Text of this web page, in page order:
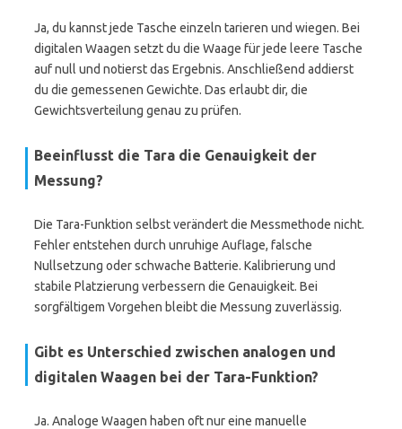
Ja, du kannst jede Tasche einzeln tarieren und wiegen. Bei
digitalen Waagen setzt du die Waage für jede leere Tasche
auf null und notierst das Ergebnis. Anschließend addierst
du die gemessenen Gewichte. Das erlaubt dir, die
Gewichtsverteilung genau zu prüfen.
Beeinflusst die Tara die Genauigkeit der
Messung?
Die Tara-Funktion selbst verändert die Messmethode nicht.
Fehler entstehen durch unruhige Auflage, falsche
Nullsetzung oder schwache Batterie. Kalibrierung und
stabile Platzierung verbessern die Genauigkeit. Bei
sorgfältigem Vorgehen bleibt die Messung zuverlässig.
Gibt es Unterschied zwischen analogen und
digitalen Waagen bei der Tara-Funktion?
Ja. Analoge Waagen haben oft nur eine manuelle